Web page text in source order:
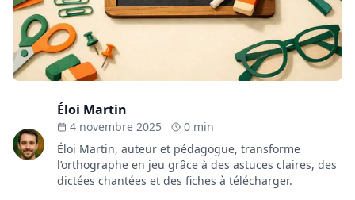
Éloi Martin
4 novembre 2025
0 min
Éloi Martin, auteur et pédagogue, transforme
l’orthographe en jeu grâce à des astuces claires, des
dictées chantées et des fiches à télécharger.